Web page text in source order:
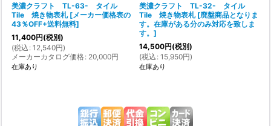
美濃クラフト TL-63- タイル
Tile 焼き物表札 [ メーカー価格表の
43％OFF+送料無料]
11,400円(税別)
(税込 : 12,540円)
メーカーカタログ価格: 20,000円
在庫あり
美濃クラフト TL-32- タイル
Tile 焼き物表札 [廃盤商品となりま
す。在庫がある分のみ対応を致しま
す。 ]
14,500円(税別)
(税込 : 15,950円)
在庫あり